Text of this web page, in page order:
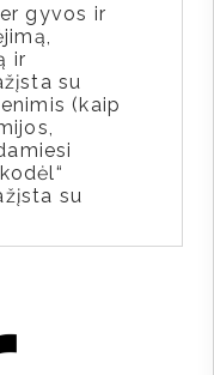
gyvos ir
ir
su
(kaip
su